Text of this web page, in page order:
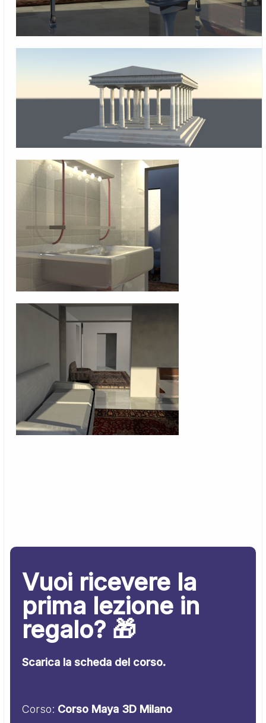
Vuoi ricevere la
prima lezione in
regalo? 🎁
Scarica la scheda del corso.
Corso: Corso Maya 3D Milano